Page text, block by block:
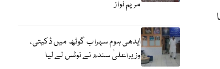
مریم نواز
ایدھی ہوم سہراب گوٹھ میں ڈکیتی،
وزیراعلیٰ سندھ نے نوٹس لے لیا